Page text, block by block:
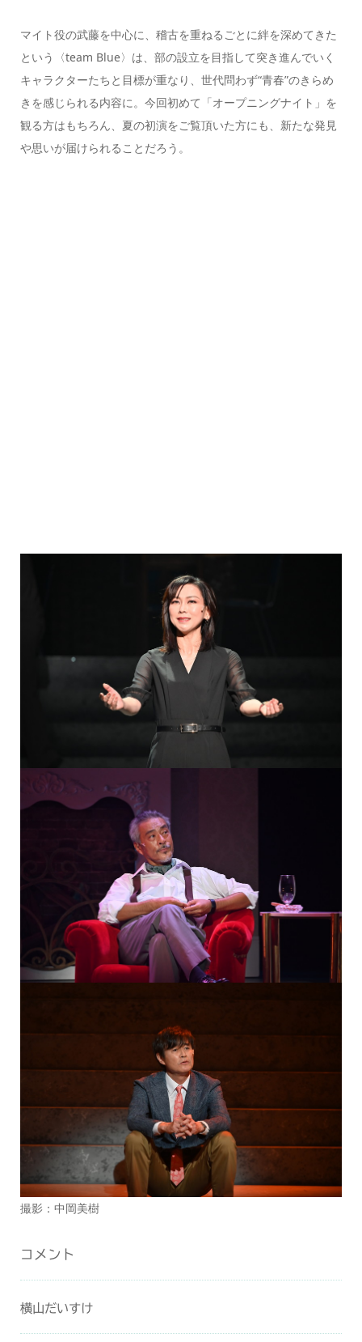
マイト役の武藤を中心に、稽古を重ねるごとに絆を深めてきた
という〈team Blue〉は、部の設立を目指して突き進んでいく
キャラクターたちと目標が重なり、世代問わず“青春”のきらめ
きを感じられる内容に。今回初めて「オープニングナイト」を
観る方はもちろん、夏の初演をご覧頂いた方にも、新たな発見
や思いが届けられることだろう。
撮影：中岡美樹
コメント
横山だいすけ